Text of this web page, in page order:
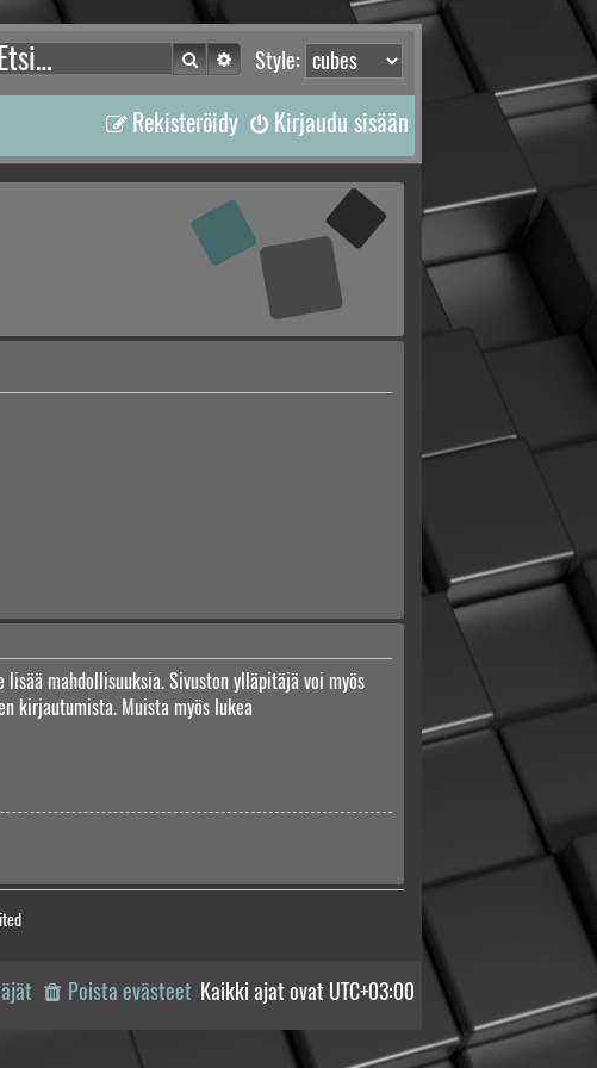
Style:
Etsi Tarkennettu haku
Kirjaudu sisään
Rekisteröidy
mahdollisuuksia. Sivuston ylläpitäjä voi myös
kirjautumista. Muista myös lukea
Kaikki ajat ovat UTC+03:00
Poista evästeet